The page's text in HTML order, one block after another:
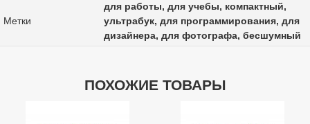
Метки
для работы, для учебы, компактный,
ультрабук, для программирования, для
дизайнера, для фотографа, бесшумный
ПОХОЖИЕ ТОВАРЫ